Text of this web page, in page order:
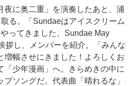
に奥二重」を演奏したあと、浦
る。「Sundaeはアイスクリーム
ってきました、Sundae May
拶し、メンバーを紹介。「みんな
増幅させにきました！よろしくお
「少年漫画」へ。きらめきの中に
ソングだ。代表曲「晴れるな」